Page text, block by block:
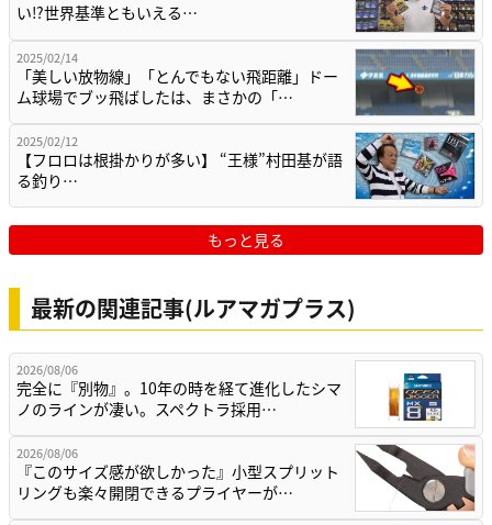
い⁉世界基準ともいえる…
2025/02/14
「美しい放物線」「とんでもない飛距離」ドー
ム球場でブッ飛ばしたは、まさかの「…
2025/02/12
【フロロは根掛かりが多い】 “王様”村田基が語
る釣り…
もっと見る
最新の関連記事(ルアマガプラス)
2026/08/06
完全に『別物』。10年の時を経て進化したシマ
ノのラインが凄い。スペクトラ採用…
2026/08/06
『このサイズ感が欲しかった』小型スプリット
リングも楽々開閉できるプライヤーが…